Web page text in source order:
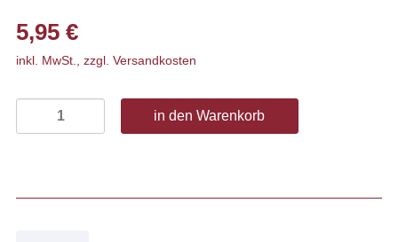
5,95 €
inkl. MwSt., zzgl. Versandkosten